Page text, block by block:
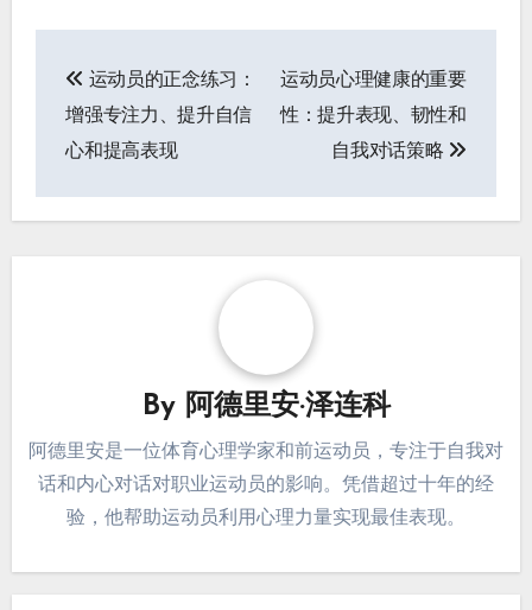
navigation
运动员的正念练习：
增强专注力、提升自信
心和提高表现
运动员心理健康的重要
性：提升表现、韧性和
自我对话策略
By 阿德里安·泽连科
阿德里安是一位体育心理学家和前运动员，专注于自我对
话和内心对话对职业运动员的影响。凭借超过十年的经
验，他帮助运动员利用心理力量实现最佳表现。